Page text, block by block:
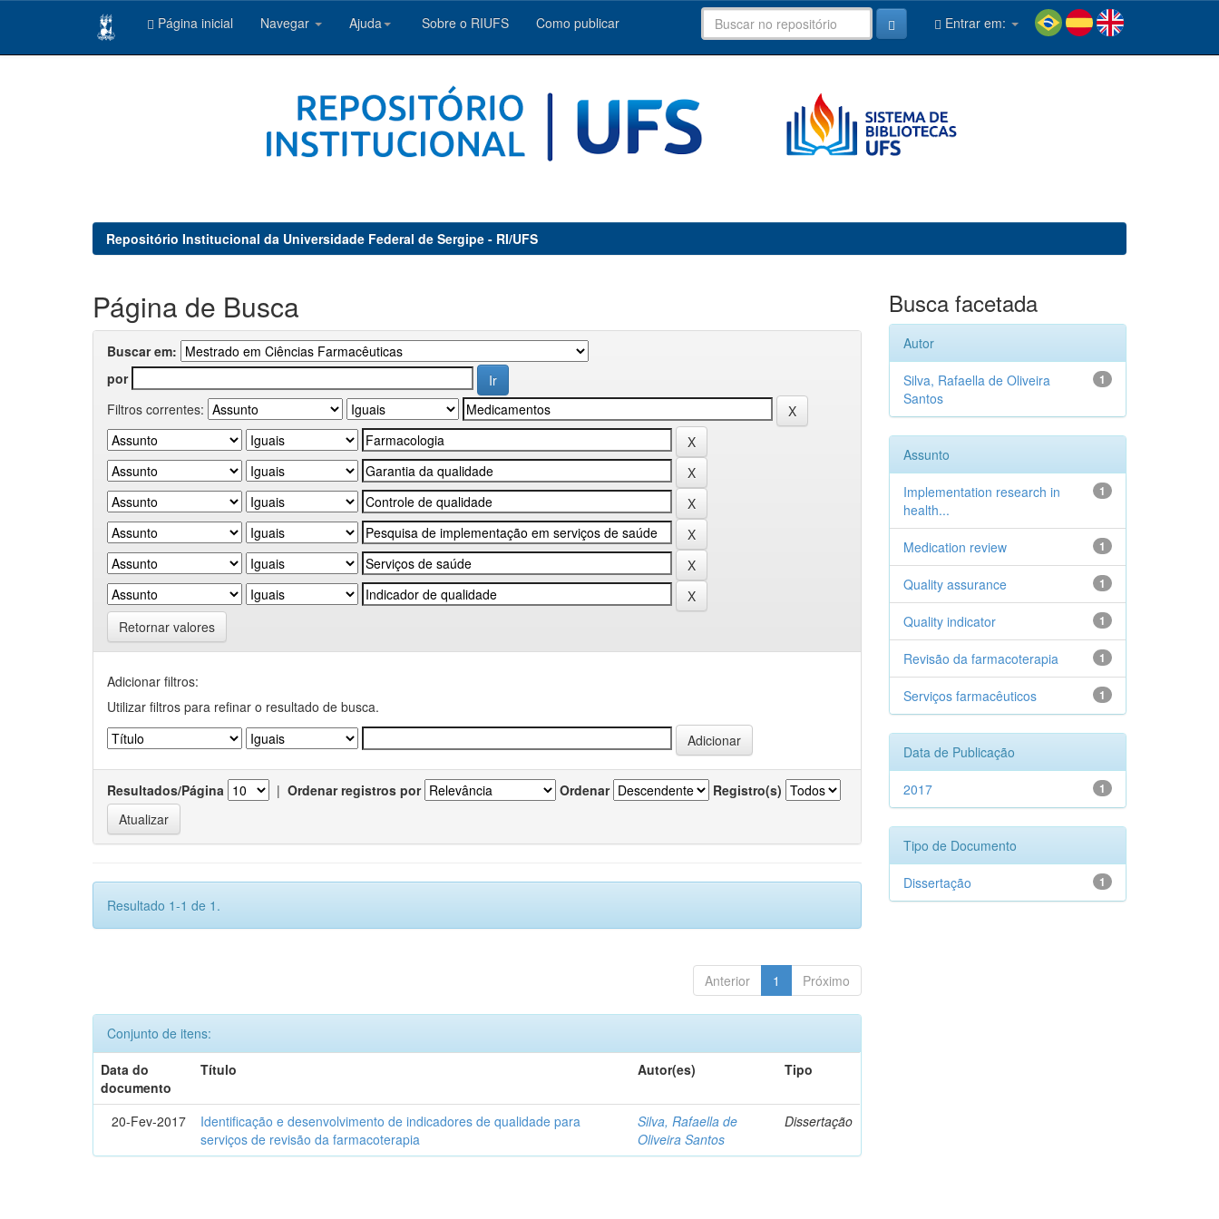
Página inicial Navegar Ajuda Sobre o RIUFS Como publicar Entrar em:
Repositório Institucional da Universidade Federal de Sergipe - RI/UFS
Página de Busca
Buscar em:
por
Filtros correntes:
Retornar valores
Adicionar filtros:
Utilizar filtros para refinar o resultado de busca.
Resultados/Página | Ordenar registros por Ordenar Registro(s)
Resultado 1-1 de 1.
Anterior 1 Próximo
Conjunto de itens:
Data do
documento
Título Autor(es) Tipo
20-Fev-2017
Identificação e desenvolvimento de indicadores de qualidade para
serviços de revisão da farmacoterapia
Silva, Rafaella de
Oliveira Santos
Dissertação
Busca facetada
Autor
1
Silva, Rafaella de Oliveira
Santos
Assunto
1
Implementation research in
health...
1
Medication review
1
Quality assurance
1
Quality indicator
1
Revisão da farmacoterapia
1
Serviços farmacêuticos
Data de Publicação
1
2017
Tipo de Documento
1
Dissertação